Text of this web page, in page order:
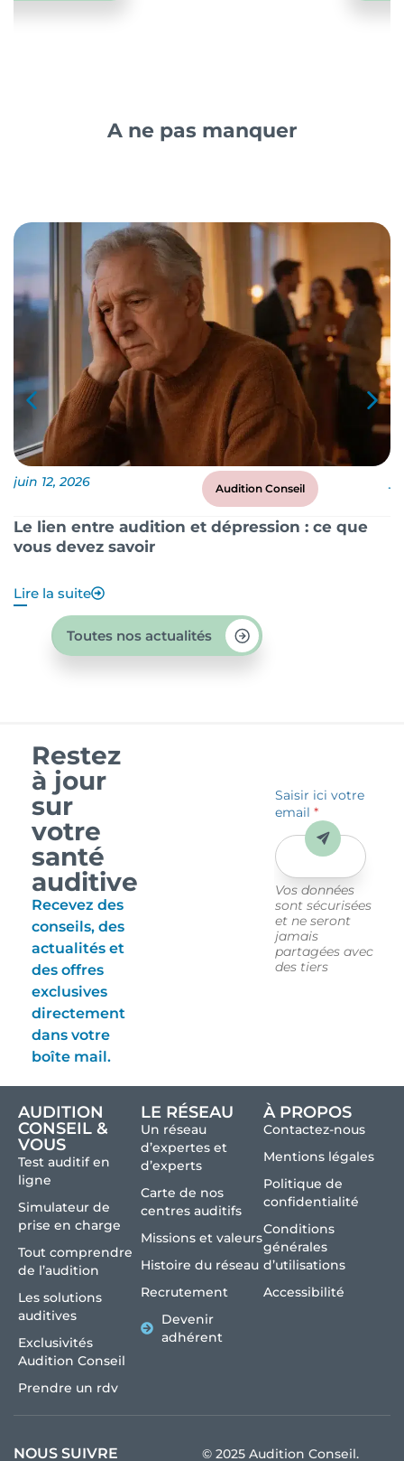
A ne pas manquer
juin 12, 2026 Audition Conseil
Le lien entre audition et dépression : ce que
vous devez savoir
Lire la suite
Toutes nos actualités
Restez
à jour
sur
votre
santé
auditive
Recevez des
conseils, des
actualités et
des offres
exclusives
directement
dans votre
boîte mail.
Saisir ici votre
email*
Vos données
sont sécurisées
et ne seront
jamais
partagées avec
des tiers
Envoyer
AUDITION
CONSEIL &
VOUS
Test auditif en
ligne
Simulateur de
prise en charge
Tout comprendre
de l’audition
Les solutions
auditives
Exclusivités
Audition Conseil
Prendre un rdv
LE RÉSEAU
Un réseau
d’expertes et
d’experts
Carte de nos
centres auditifs
Missions et valeurs
Histoire du réseau
Recrutement
Devenir
adhérent
À PROPOS
Contactez-nous
Mentions légales
Politique de
confidentialité
Conditions
générales
d’utilisations
Accessibilité
NOUS SUIVRE © 2025 Audition Conseil.